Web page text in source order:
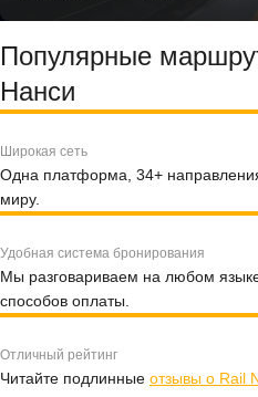
Популярные
Нанси
Широкая сеть
Одна платформа, 34+
миру.
Удобная система бронирования
Мы разговариваем на любом
способов оплаты.
Отличный рейтинг
Читайте подлинные отзывы о Rail